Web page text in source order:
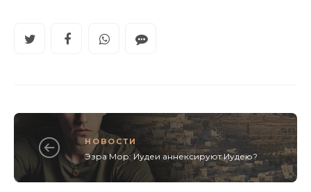
НОВОСТИ
Эзра Мор: Иудеи аннексируют Иудею?